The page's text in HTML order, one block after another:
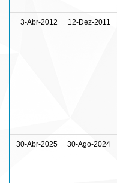
3-Abr-2012 12-Dez-2011
30-Abr-2025 30-Ago-2024